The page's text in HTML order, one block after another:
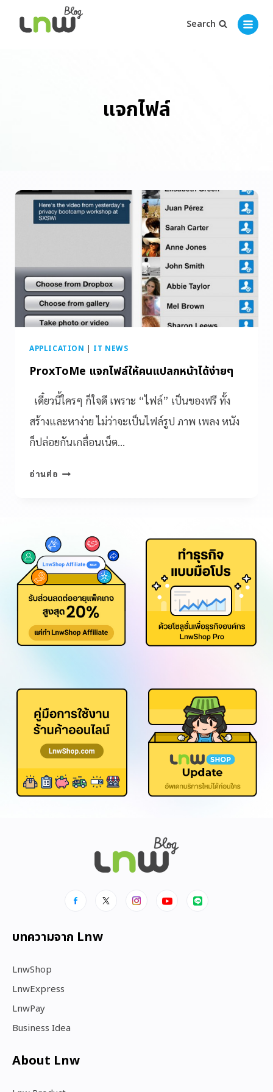
Search
แจกไฟล์
APPLICATION | IT NEWS
ProxToMe แจกไฟล์ให้คนแปลกหน้าได้ง่ายๆ
เดี๋ยวนี้ใครๆ ก็ใจดี เพราะ “ไฟล์” เป็นของฟรี ทั้ง
สร้างและหาง่าย ไม่ว่าจะเป็นไฟล์รูป ภาพ เพลง หนัง
ก็ปล่อยกันเกลื่อนเน็ต…
อ่านต่อ
บทความจาก Lnw
LnwShop
LnwExpress
LnwPay
Business Idea
About Lnw​